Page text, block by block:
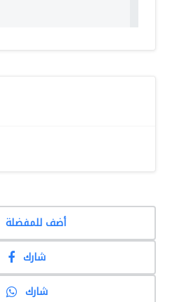
أضف للمفضلة
شارك
شارك